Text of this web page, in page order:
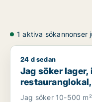
1 aktiva sökannonser
Jag söker lager,
24 d sedan
Jag söker
för uthyrning i
Jag söker 10-500